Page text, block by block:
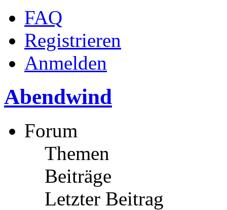
FAQ
Registrieren
Anmelden
Abendwind
Forum
Themen
Beiträge
Letzter Beitrag